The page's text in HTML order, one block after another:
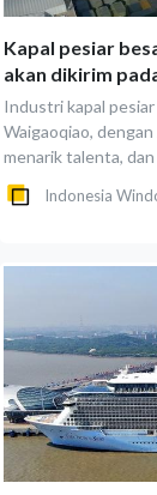
Kapal pesiar
akan dikirim
Industri kapal
Waigaoqiao,
menarik talenta,
Indonesia